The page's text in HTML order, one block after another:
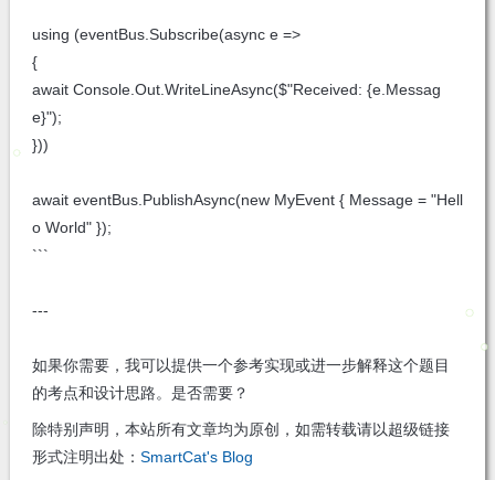
using (eventBus.Subscribe(async e =>
{
await Console.Out.WriteLineAsync($"Received: {e.Messag
e}");
}))
await eventBus.PublishAsync(new MyEvent { Message = "Hell
o World" });
```
---
如果你需要，我可以提供一个参考实现或进一步解释这个题目
的考点和设计思路。是否需要？
除特别声明，本站所有文章均为原创，如需转载请以超级链接
形式注明出处： SmartCat's Blog